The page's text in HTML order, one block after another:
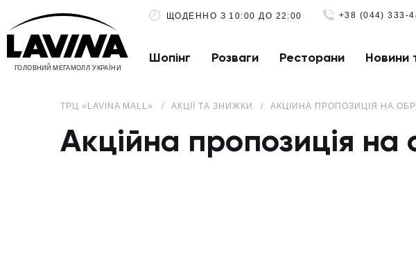
ГОЛОВНИЙ МЕГАМОЛЛ УКРАЇНИ
ЩОДЕННО З 10:00 ДО 22:00 +38 (044) 333-
Шопінг Розваги Ресторани Новини
ТРЦ «LAVINA MALL» АКЦІЇ ТА ЗНИЖКИ АКЦІЙНА ПРОПОЗИЦІЯ НА
Акційна пропозиція на